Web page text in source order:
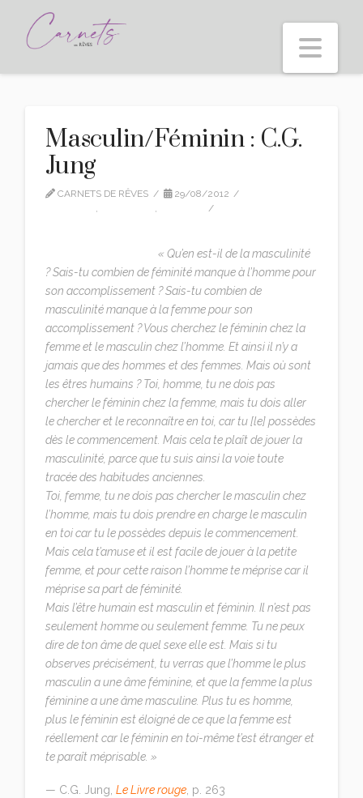
Masculin/Féminin : C.G.
Jung
CARNETS DE RÊVES
29/08/2012
, ,
« Qu’en est-il de la masculinité
? Sais-tu combien de féminité manque à l’homme pour
son accomplissement ? Sais-tu combien de
masculinité manque à la femme pour son
accomplissement ? Vous cherchez le féminin chez la
femme et le masculin chez l’homme. Et ainsi il n’y a
jamais que des hommes et des femmes. Mais où sont
les êtres humains ? Toi, homme, tu ne dois pas
chercher le féminin chez la femme, mais tu dois aller
le chercher et le reconnaître en toi, car tu [le] possèdes
dès le commencement. Mais cela te plaît de jouer la
masculinité, parce que tu suis ainsi la voie toute
tracée des habitudes anciennes.
Toi, femme, tu ne dois pas chercher le masculin chez
l’homme, mais tu dois prendre en charge le masculin
en toi car tu le possèdes depuis le commencement.
Mais cela t’amuse et il est facile de jouer à la petite
femme, et pour cette raison l’homme te méprise car il
méprise sa part de féminité.
Mais l’être humain est masculin et féminin. Il n’est pas
seulement homme ou seulement femme. Tu ne peux
dire de ton âme de quel sexe elle est. Mais si tu
observes précisément, tu verras que l’homme le plus
masculin a une âme féminine, et que la femme la plus
féminine a une âme masculine. Plus tu es homme,
plus le féminin est éloigné de ce que la femme est
réellement car le féminin en toi-même t’est étranger et
te paraît méprisable. »
— C.G. Jung,Le Livre rouge , p. 263